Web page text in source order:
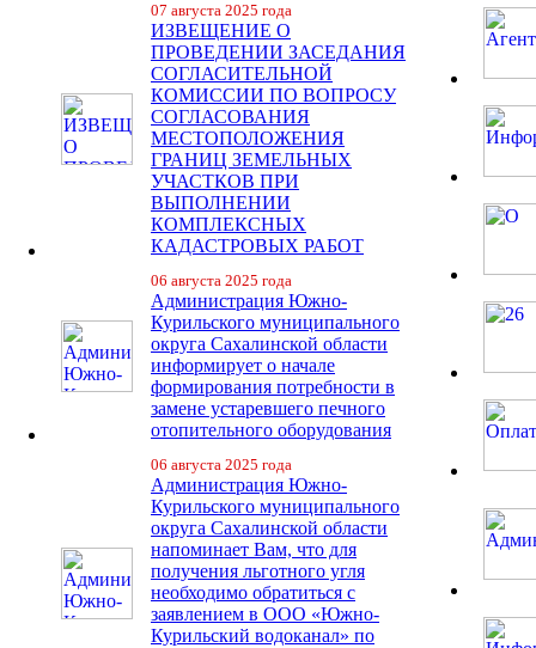
07 августа 2025 года
ИЗВЕЩЕНИЕ О
ПРОВЕДЕНИИ ЗАСЕДАНИЯ
СОГЛАСИТЕЛЬНОЙ
КОМИССИИ ПО ВОПРОСУ
СОГЛАСОВАНИЯ
МЕСТОПОЛОЖЕНИЯ
ГРАНИЦ ЗЕМЕЛЬНЫХ
УЧАСТКОВ ПРИ
ВЫПОЛНЕНИИ
КОМПЛЕКСНЫХ
КАДАСТРОВЫХ РАБОТ
06 августа 2025 года
Администрация Южно-
Курильского муниципального
округа Сахалинской области
информирует о начале
формирования потребности в
замене устаревшего печного
отопительного оборудования
06 августа 2025 года
Администрация Южно-
Курильского муниципального
округа Сахалинской области
напоминает Вам, что для
получения льготного угля
необходимо обратиться с
заявлением в ООО «Южно-
Курильский водоканал» по